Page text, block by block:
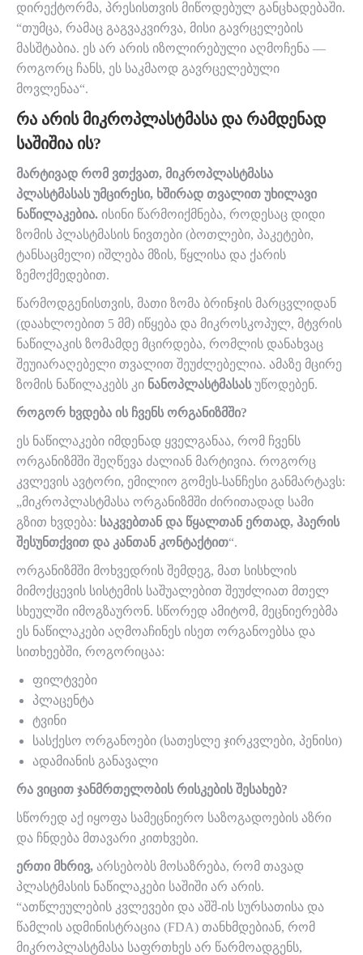
დირექტორმა, პრესისთვის მიწოდებულ განცხადებაში.
“თუმცა, რამაც გაგვაკვირვა, მისი გავრცელების
მასშტაბია. ეს არ არის იზოლირებული აღმოჩენა —
როგორც ჩანს, ეს საკმაოდ გავრცელებული
მოვლენაა“.
ᲠᲐ ᲐᲠᲘᲡ ᲛᲘᲙᲠᲝᲞᲚᲐᲡᲢᲛᲐᲡᲐ ᲓᲐ ᲠᲐᲛᲓᲔᲜᲐᲓ
ᲡᲐᲨᲘᲨᲘᲐ ᲘᲡ?
მარტივად რომ ვთქვათ, მიკროპლასტმასა
პლასტმასას უმცირესი, ხშირად თვალით უხილავი
ნაწილაკებია. ისინი წარმოიქმნება, როდესაც დიდი
ზომის პლასტმასის ნივთები (ბოთლები, პაკეტები,
ტანსაცმელი) იშლება მზის, წყლისა და ქარის
ზემოქმედებით.
წარმოდგენისთვის, მათი ზომა ბრინჯის მარცვლიდან
(დაახლოებით 5 მმ) იწყება და მიკროსკოპულ, მტვრის
ნაწილაკის ზომამდე მცირდება, რომლის დანახვაც
შეუიარაღებელი თვალით შეუძლებელია. ამაზე მცირე
ზომის ნაწილაკებს კი ნანოპლასტმასას უწოდებენ.
როგორ ხვდება ის ჩვენს ორგანიზმში?
ეს ნაწილაკები იმდენად ყველგანაა, რომ ჩვენს
ორგანიზმში შეღწევა ძალიან მარტივია. როგორც
კვლევის ავტორი, ემილიო გომეს-სანჩესი განმარტავს:
„მიკროპლასტმასა ორგანიზმში ძირითადად სამი
გზით ხვდება: საკვებთან და წყალთან ერთად, ჰაერის
შესუნთქვით და კანთან კონტაქტით“.
ორგანიზმში მოხვედრის შემდეგ, მათ სისხლის
მიმოქცევის სისტემის საშუალებით შეუძლიათ მთელ
სხეულში იმოგზაურონ. სწორედ ამიტომ, მეცნიერებმა
ეს ნაწილაკები აღმოაჩინეს ისეთ ორგანოებსა და
სითხეებში, როგორიცაა:
ფილტვები
პლაცენტა
ტვინი
სასქესო ორგანოები (სათესლე ჯირკვლები, პენისი)
ადამიანის განავალი
რა ვიცით ჯანმრთელობის რისკების შესახებ?
სწორედ აქ იყოფა სამეცნიერო საზოგადოების აზრი
და ჩნდება მთავარი კითხვები.
ერთი მხრივ, არსებობს მოსაზრება, რომ თავად
პლასტმასის ნაწილაკები საშიში არ არის.
“ათწლეულების კვლევები და აშშ-ის სურსათისა და
წამლის ადმინისტრაცია (FDA) თანხმდებიან, რომ
მიკროპლასტმასა საფრთხეს არ წარმოადგენს,